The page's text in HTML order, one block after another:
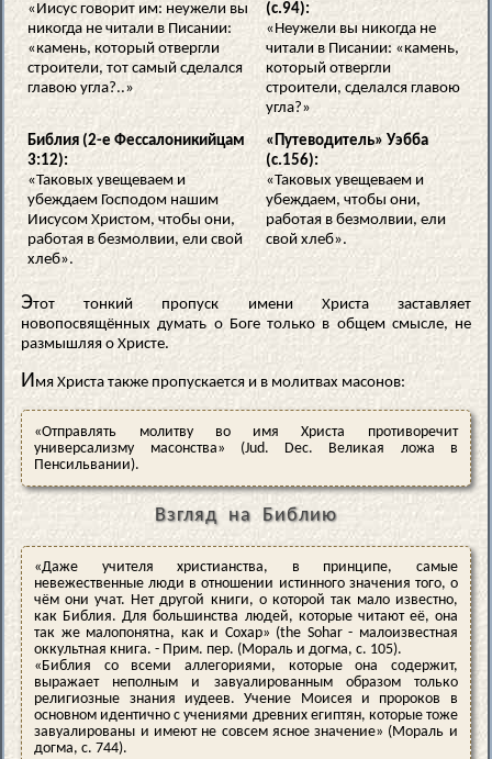
«Иисус говорит им: неужели вы
никогда не читали в Писании:
«камень, который отвергли
строители, тот самый сделался
главою угла?..»
(с.94):
«Неужели вы никогда не
читали в Писании: «камень,
который отвергли
строители, сделался главою
угла?»
Библия (2-е Фессалоникийцам
3:12):
«Таковых увещеваем и
убеждаем Господом нашим
Иисусом Христом, чтобы они,
работая в безмолвии, ели свой
хлеб».
«Путеводитель» Уэбба
(с.156):
«Таковых увещеваем и
убеждаем, чтобы они,
работая в безмолвии, ели
свой хлеб».
Этот тонкий пропуск имени Христа заставляет
новопосвящённых думать о Боге только в общем смысле, не
размышляя о Христе.
Имя Христа также пропускается и в молитвах масонов:
«Отправлять молитву во имя Христа противоречит
универсализму масонства» (Jud. Dec. Великая ложа в
Пенсильвании).
Взгляд на Библию
«Даже учителя христианства, в принципе, самые
невежественные люди в отношении истинного значения того, о
чём они учат. Нет другой книги, о которой так мало известно,
как Библия. Для большинства людей, которые читают её, она
так же малопонятна, как и Сохар» (the Sohar - малоизвестная
оккультная книга. - Прим. пер. (Мораль и догма, с. 105).
«Библия со всеми аллегориями, которые она содержит,
выражает неполным и завуалированным образом только
религиозные знания иудеев. Учение Моисея и пророков в
основном идентично с учениями древних египтян, которые тоже
завуалированы и имеют не совсем ясное значение» (Мораль и
догма, с. 744).